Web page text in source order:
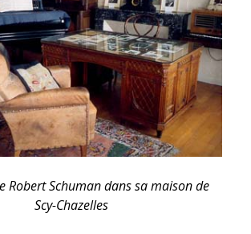
Robert Schuman dans sa maison de
Scy-Chazelles